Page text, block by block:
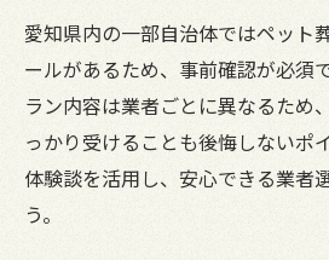
ペット葬儀で選ばれる
徴
家族で考える納骨と手元
ペット葬儀後の遺骨保
愛知県内の一部自治体ではペット
ールがあるため、事前確認が必須
ラン内容は業者ごとに異なるため
っかり受けることも後悔しないポ
体験談を活用し、安心できる業者
う。